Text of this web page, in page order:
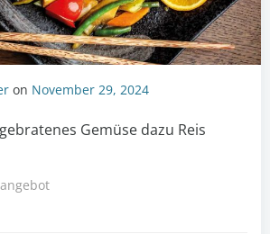
on November 29, 2024
Gemüse dazu Reis